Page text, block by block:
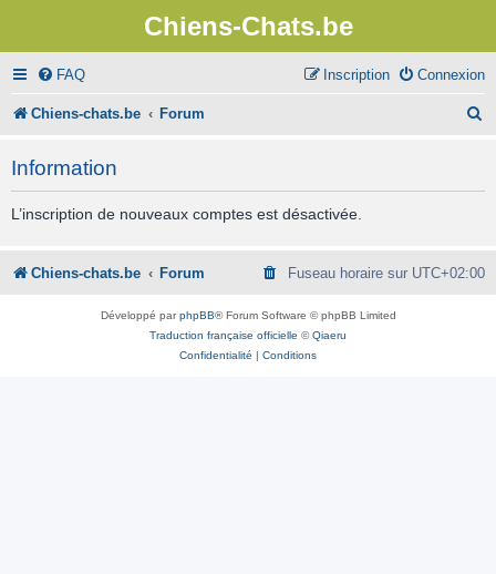
Chiens-Chats.be
FAQ Connexion
Inscription
Chiens-chats.be Forum
r
Information
L’inscription de nouveaux comptes est désactivée.
Chiens-chats.be Forum Fuseau horaire sur UTC+02:00
Développé parphpBB® Forum Software © phpBB Limited
Traduction française officielle ©Qiaeru
Confidentialité | Conditions